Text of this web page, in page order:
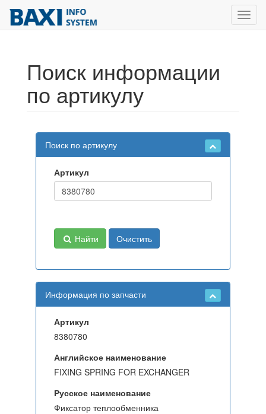
Поиск информации
по артикулу
Поиск по артикулу
Артикул
Найти Очистить
Информация по запчасти
Артикул
8380780
Английское наименование
FIXING SPRING FOR EXCHANGER
Русское наименование
Фиксатор теплообменника